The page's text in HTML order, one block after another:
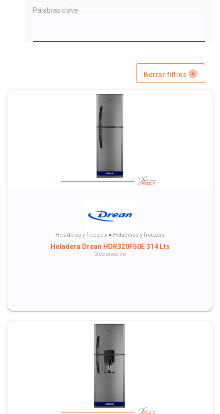
Palabras clave
Borrar filtros
Heladeras y freezers > Heladeras y freezers
Heladera Drean HDR320F50E 314 Lts
Opciones de